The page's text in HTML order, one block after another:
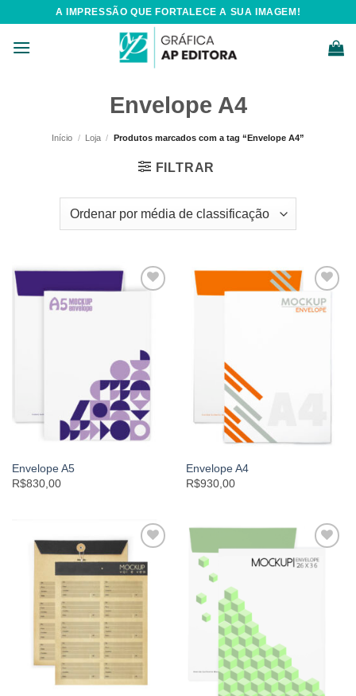
content
A IMPRESSÃO QUE FORTALECE A SUA IMAGEM!
Envelope A4
Início / Loja / Produtos marcados com a tag “Envelope A4”
FILTRAR
Envelope A5
R$830,00
Add to
wishlist
Envelope A4
R$930,00
Add to
wishlist
Add to
wishlist